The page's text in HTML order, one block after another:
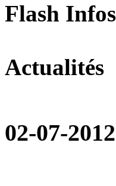
Flash Infos
Actualités
02-07-2012